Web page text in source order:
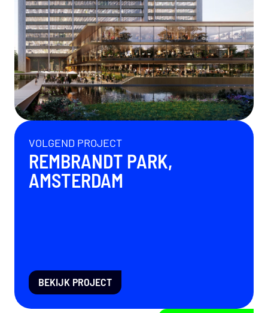
VOLGEND PROJECT
REMBRANDT PARK,
AMSTERDAM
BEKIJK PROJECT